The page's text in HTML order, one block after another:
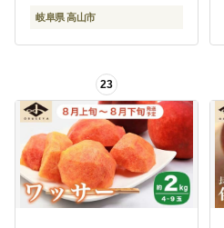
格外 朝採り 朝採れ農家
樹園 GH010
岐阜県 高山市
23